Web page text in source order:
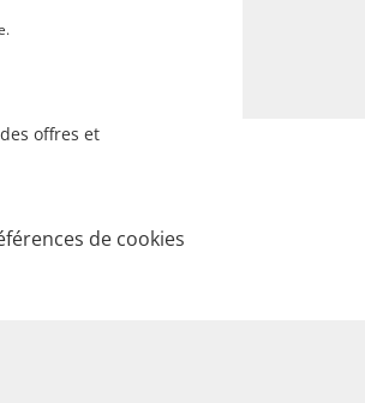
offres et
de cookies